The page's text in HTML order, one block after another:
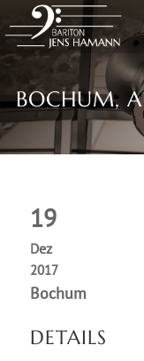
BOCHUM,
19
Dez
2017
Bochum
DETAILS